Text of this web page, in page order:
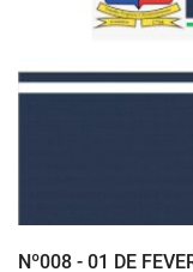
Nº008 - 01 DE